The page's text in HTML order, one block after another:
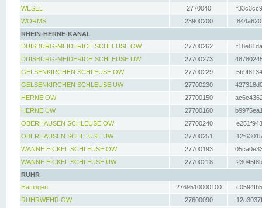
WESEL
2770040
WORMS
23900200
RHEIN-HERNE-KANAL
DUISBURG-MEIDERICH SCHLEUSE OW
27700262
DUISBURG-MEIDERICH SCHLEUSE UW
27700273
GELSENKIRCHEN SCHLEUSE OW
27700229
GELSENKIRCHEN SCHLEUSE UW
27700230
HERNE OW
27700150
HERNE UW
27700160
OBERHAUSEN SCHLEUSE OW
27700240
OBERHAUSEN SCHLEUSE UW
27700251
WANNE EICKEL SCHLEUSE OW
27700193
WANNE EICKEL SCHLEUSE UW
27700218
RUHR
Hattingen
2769510000100
RUHRWEHR OW
27600090